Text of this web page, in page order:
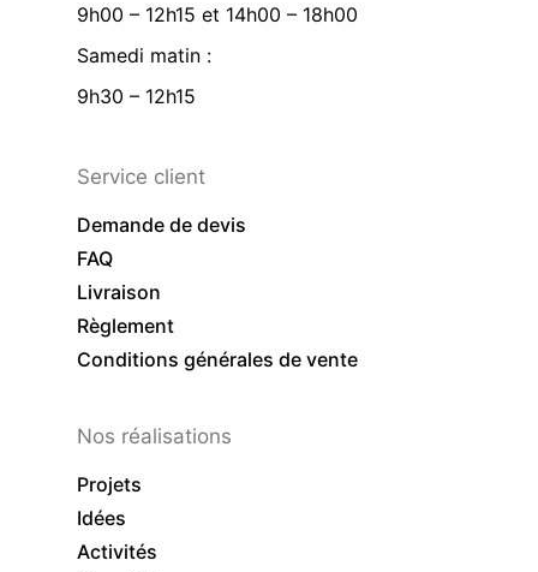
9h00 – 12h15 et 14h00 – 18h00
Samedi matin :
9h30 – 12h15
Service client
Demande de devis
FAQ
Livraison
Règlement
Conditions générales de vente
Nos réalisations
Projets
Idées
Activités